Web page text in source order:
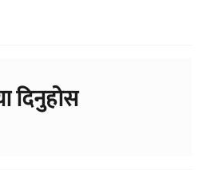
दिनुहोस